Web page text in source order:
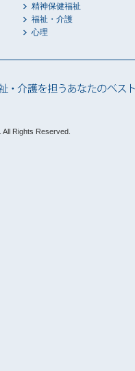
精神保健福祉
福祉・介護
心理
All Rights Reserved.